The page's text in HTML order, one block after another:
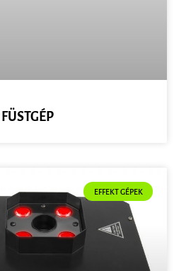
EFFEKT GÉPEK